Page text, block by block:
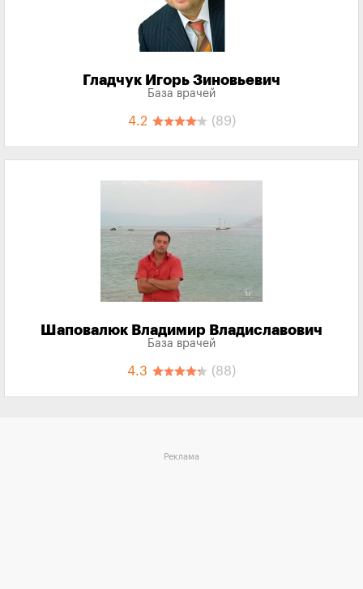
Гладчук Игорь Зиновьевич
База врачей
4.2 (89)
Шаповалюк Владимир Владиславович
База врачей
4.3 (88)
Реклама